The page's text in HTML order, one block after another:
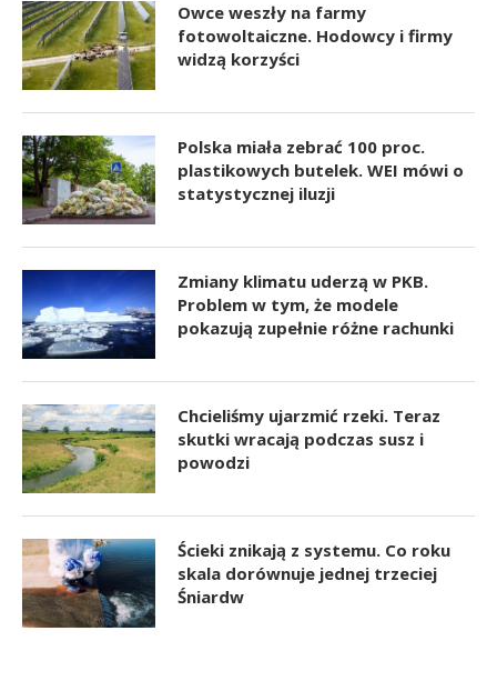
Owce weszły na farmy
fotowoltaiczne. Hodowcy i firmy
widzą korzyści
Polska miała zebrać 100 proc.
plastikowych butelek. WEI mówi o
statystycznej iluzji
Zmiany klimatu uderzą w PKB.
Problem w tym, że modele
pokazują zupełnie różne rachunki
Chcieliśmy ujarzmić rzeki. Teraz
skutki wracają podczas susz i
powodzi
Ścieki znikają z systemu. Co roku
skala dorównuje jednej trzeciej
Śniardw